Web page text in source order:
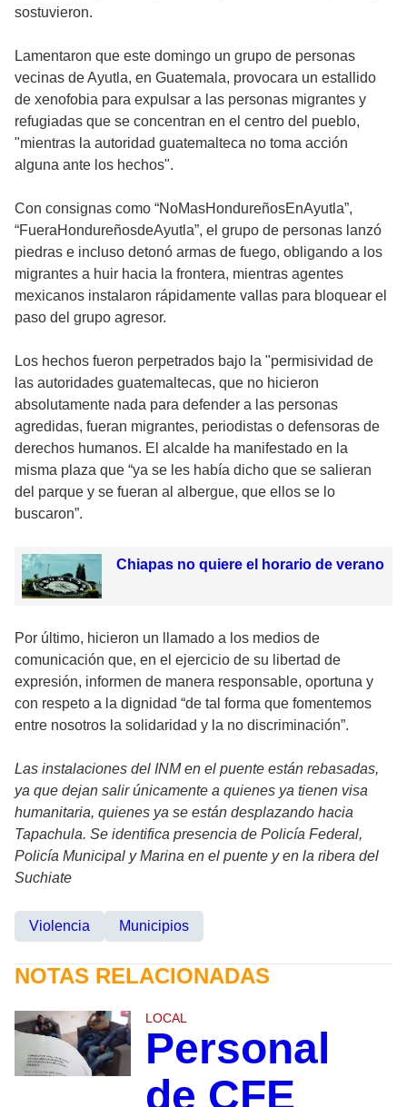
sostuvieron.
Lamentaron que este domingo un grupo de personas
vecinas de Ayutla, en Guatemala, provocara un estallido
de xenofobia para expulsar a las personas migrantes y
refugiadas que se concentran en el centro del pueblo,
"mientras la autoridad guatemalteca no toma acción
alguna ante los hechos".
Con consignas como “NoMasHondureñosEnAyutla”,
“FueraHondureñosdeAyutla”, el grupo de personas lanzó
piedras e incluso detonó armas de fuego, obligando a los
migrantes a huir hacia la frontera, mientras agentes
mexicanos instalaron rápidamente vallas para bloquear el
paso del grupo agresor.
Los hechos fueron perpetrados bajo la "permisividad de
las autoridades guatemaltecas, que no hicieron
absolutamente nada para defender a las personas
agredidas, fueran migrantes, periodistas o defensoras de
derechos humanos. El alcalde ha manifestado en la
misma plaza que “ya se les había dicho que se salieran
del parque y se fueran al albergue, que ellos se lo
buscaron”.
Chiapas no quiere el horario de verano
Por último, hicieron un llamado a los medios de
comunicación que, en el ejercicio de su libertad de
expresión, informen de manera responsable, oportuna y
con respeto a la dignidad “de tal forma que fomentemos
entre nosotros la solidaridad y la no discriminación”.
Las instalaciones del INM en el puente están rebasadas,
ya que dejan salir únicamente a quienes ya tienen visa
humanitaria, quienes ya se están desplazando hacia
Tapachula. Se identifica presencia de Policía Federal,
Policía Municipal y Marina en el puente y en la ribera del
Suchiate
Violencia Municipios
NOTAS RELACIONADAS
LOCAL
Personal
de CFE